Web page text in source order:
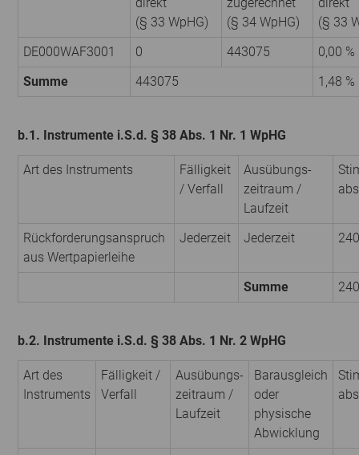
(§ 33 WpHG)
(§ 34 WpHG)
(§ 33
DE000WAF3001
0 443075
0,00 %
Summe
443075 1,48 %
b.1. Instrumente i.S.d. § 38 Abs. 1 Nr. 1 WpHG
Art des Instruments
Fälligkeit
/ Verfall
Ausübungs­
zeitraum /
Laufzeit
Rückforderungsanspruch
aus Wertpapierleihe
Jederzeit Jederzeit
Summe
b.2. Instrumente i.S.d. § 38 Abs. 1 Nr. 2 WpHG
Art des
Instruments
Fälligkeit /
Verfall
Ausübungs­
zeitraum /
Laufzeit
Barausgleich
oder
physische
Abwicklung